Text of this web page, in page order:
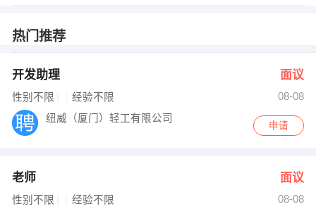
【元立（三明）物资有限公司 】 强势入驻
热门推荐
开发助理 面议
性别不限 经验不限
08-08
纽威（厦门）轻工有限公司
申请
老师 面议
性别不限 经验不限
08-08